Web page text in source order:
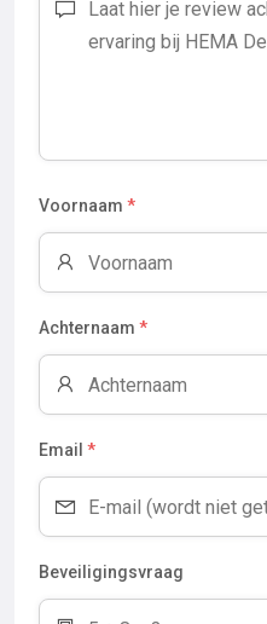
Voornaam *
Achternaam *
Email *
Beveiligingsvraag